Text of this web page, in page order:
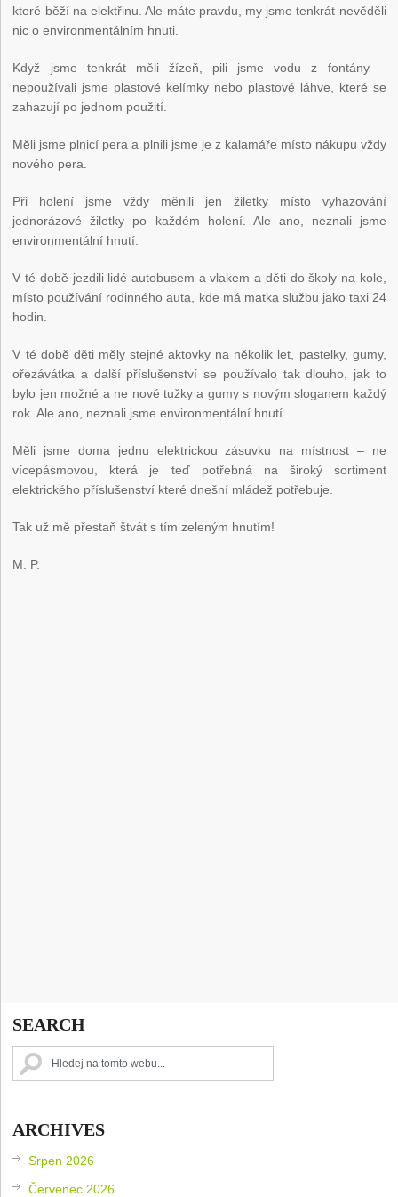
které běží na elektřinu. Ale máte pravdu, my jsme tenkrát nevěděli
nic o environmentálním hnuti.
Když jsme tenkrát měli žízeň, pili jsme vodu z fontány –
nepoužívali jsme plastové kelímky nebo plastové láhve, které se
zahazují po jednom použití.
Měli jsme plnicí pera a plnili jsme je z kalamáře místo nákupu vždy
nového pera.
Při holení jsme vždy měnili jen žiletky místo vyhazování
jednorázové žiletky po každém holení. Ale ano, neznali jsme
environmentální hnutí.
V té době jezdili lidé autobusem a vlakem a děti do školy na kole,
místo používání rodinného auta, kde má matka službu jako taxi 24
hodin.
V té době děti měly stejné aktovky na několik let, pastelky, gumy,
ořezávátka a další příslušenství se používalo tak dlouho, jak to
bylo jen možné a ne nové tužky a gumy s novým sloganem každý
rok. Ale ano, neznali jsme environmentální hnutí.
Měli jsme doma jednu elektrickou zásuvku na místnost – ne
vícepásmovou, která je teď potřebná na široký sortiment
elektrického příslušenství které dnešní mládež potřebuje.
Tak už mě přestaň štvát s tím zeleným hnutím!
M. P.
SEARCH
ARCHIVES
Srpen 2026
Červenec 2026